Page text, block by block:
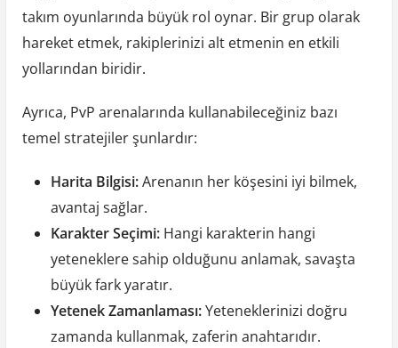
takım oyunlarında büyük rol oynar. Bir grup olarak
hareket etmek, rakiplerinizi alt etmenin en etkili
yollarından biridir.
Ayrıca, PvP arenalarında kullanabileceğiniz bazı
temel stratejiler şunlardır:
Harita Bilgisi:Arenanın her köşesini iyi bilmek,
avantaj sağlar.
Karakter Seçimi:Hangi karakterin hangi
yeteneklere sahip olduğunu anlamak, savaşta
büyük fark yaratır.
Yetenek Zamanlaması:Yeteneklerinizi doğru
zamanda kullanmak, zaferin anahtarıdır.